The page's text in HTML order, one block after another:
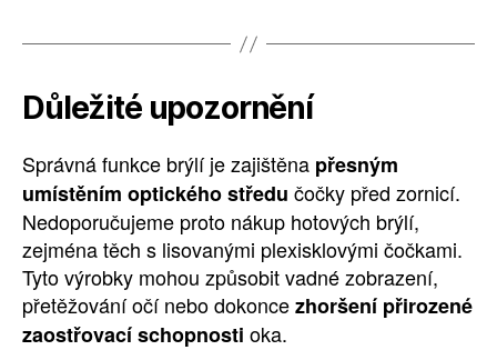
Důležité upozornění
Správná funkce brýlí je zajištěna přesným
umístěním optického středu čočky před zornicí.
Nedoporučujeme proto nákup hotových brýlí,
zejména těch s lisovanými plexisklovými čočkami.
Tyto výrobky mohou způsobit vadné zobrazení,
přetěžování očí nebo dokoncezhoršení přirozené
zaostřovací schopnosti oka.